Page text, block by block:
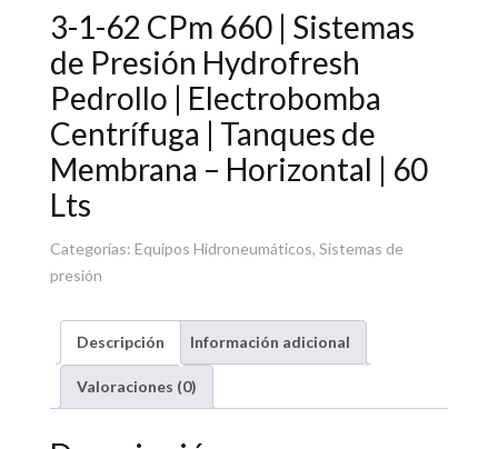
3-1-62 CPm 660 | Sistemas
de Presión Hydrofresh
Pedrollo | Electrobomba
Centrífuga | Tanques de
Membrana – Horizontal | 60
Lts
Categorías: Equipos Hidroneumáticos, Sistemas de
presión
Descripción Información adicional
Valoraciones (0)